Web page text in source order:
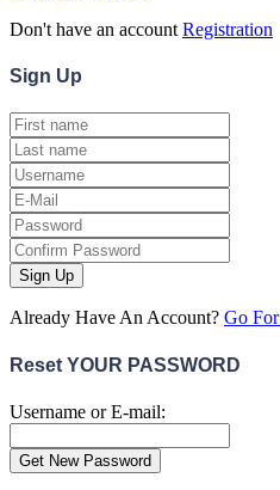
Don't have an account Registration
Sign Up
Sign Up
Already Have An Account? Go
Reset YOUR PASSWORD
Username or E-mail: